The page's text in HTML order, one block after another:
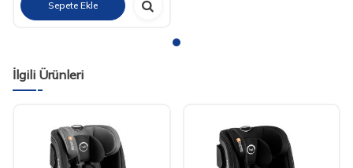
Sepete Ekle
İlgili Ürünleri